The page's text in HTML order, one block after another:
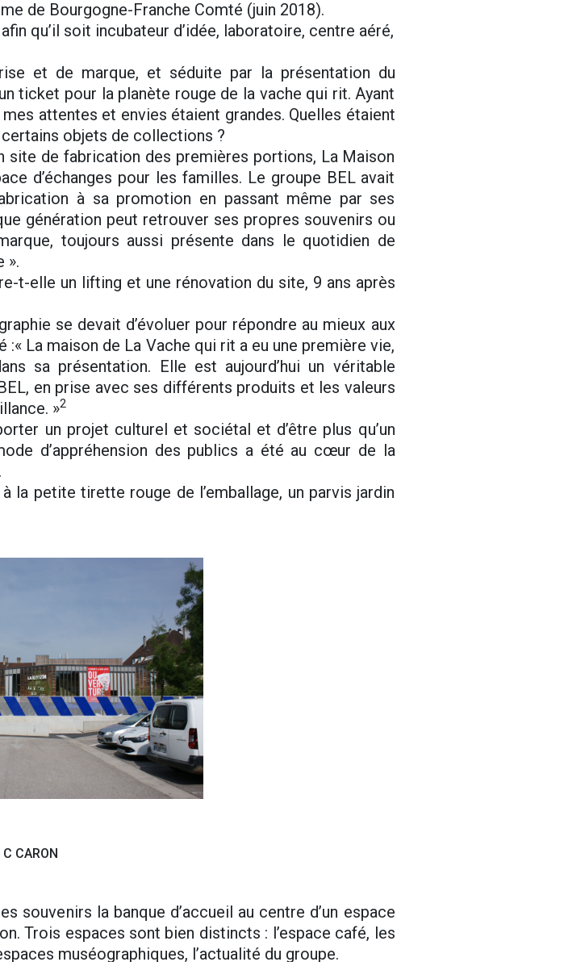
de Bourgogne-Franche Comté (juin 2018).
qu’il soit incubateur d’idée, laboratoire, centre aéré,
et de marque, et séduite par la présentation du
ticket pour la planète rouge de la vache qui rit. Ayant
attentes et envies étaient grandes. Quelles étaient
objets de collections ?
site de fabrication des premières portions, La Maison
d’échanges pour les familles. Le groupe BEL avait
à sa promotion en passant même par ses
génération peut retrouver ses propres souvenirs ou
toujours aussi présente dans le quotidien de
».
t-elle un lifting et une rénovation du site, 9 ans après
se devait d’évoluer pour répondre au mieux aux
La maison de La Vache qui rit a eu une première vie,
sa présentation. Elle est aujourd’hui un véritable
en prise avec ses différents produits et les valeurs
»2
un projet culturel et sociétal et d’être plus qu’un
d’appréhension des publics a été au cœur de la
la petite tirette rouge de l’emballage, un parvis jardin
CARON
souvenirs la banque d’accueil au centre d’un espace
Trois espaces sont bien distincts : l’espace café, les
muséographiques, l’actualité du groupe.